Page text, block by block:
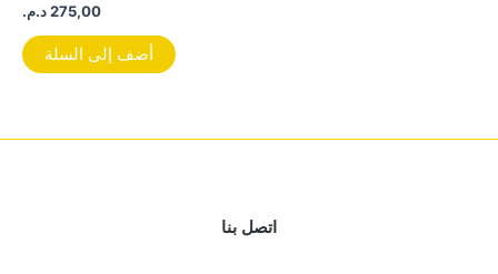
275,00د.م.
أضف إلى السلة
اتصل بنا